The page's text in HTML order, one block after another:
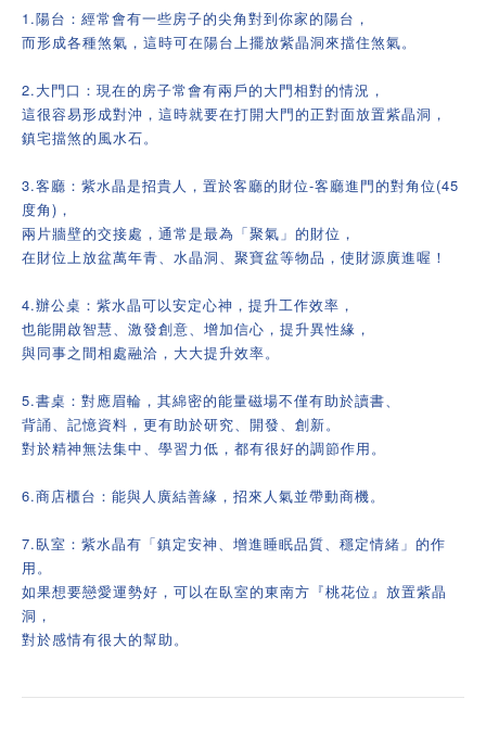
1.陽台：經常會有一些房子的尖角對到你家的陽台，
而形成各種煞氣，這時可在陽台上擺放紫晶洞來擋住煞氣。
2.大門口：現在的房子常會有兩戶的大門相對的情況，
這很容易形成對沖，這時就要在打開大門的正對面放置紫晶洞，
鎮宅擋煞的風水石。
3.客廳：紫水晶是招貴人，置於客廳的財位-客廳進門的對角位(45
度角)，
兩片牆壁的交接處，通常是最為「聚氣」的財位，
在財位上放盆萬年青、水晶洞、聚寶盆等物品，使財源廣進喔！
4.辦公桌：紫水晶可以安定心神，提升工作效率，
也能開啟智慧、激發創意、增加信心，提升異性緣，
與同事之間相處融洽，大大提升效率。
5.書桌：對應眉輪，其綿密的能量磁場不僅有助於讀書、
背誦、記憶資料，更有助於研究、開發、創新。
對於精神無法集中、學習力低，都有很好的調節作用。
6.商店櫃台：能與人廣結善緣，招來人氣並帶動商機。
7.臥室：紫水晶有「鎮定安神、增進睡眠品質、穩定情緒」的作
用。
如果想要戀愛運勢好，可以在臥室的東南方『桃花位』放置紫晶
洞，
對於感情有很大的幫助。